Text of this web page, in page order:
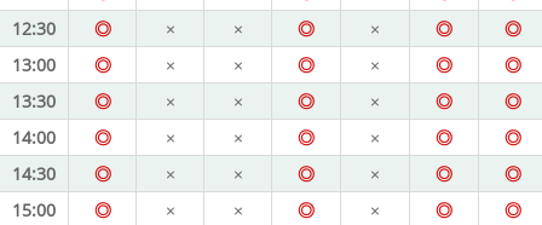
12:30
◎ × × ◎ × ◎
◎
13:00
◎ × × ◎ × ◎
◎
13:30
◎ × × ◎ × ◎
◎
14:00
◎ × × ◎ × ◎
◎
14:30
◎ × × ◎ × ◎
◎
15:00
◎ × × ◎ × ◎
◎